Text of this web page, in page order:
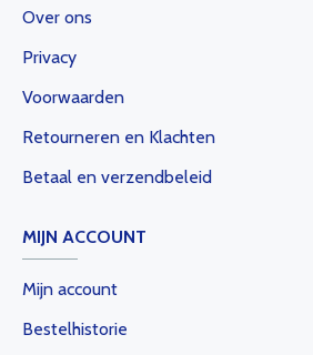
Over ons
Privacy
Voorwaarden
Retourneren en Klachten
Betaal en verzendbeleid
MIJN ACCOUNT
Mijn account
Bestelhistorie